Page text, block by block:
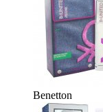
Benetton